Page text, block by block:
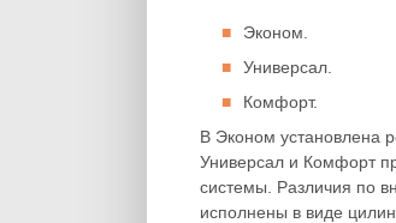
Эконом.
Универсал.
Комфорт.
В Эконом установлена
Универсал и Комфорт
системы. Различия по
исполнены в виде